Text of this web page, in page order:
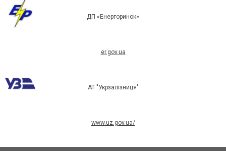
ДП «Енергоринок»
er.gov.ua
АТ "Укрзалізниця"
www.uz.gov.ua/